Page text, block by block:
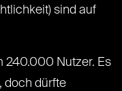
sind auf
240.000 Nutzer. Es
doch dürfte